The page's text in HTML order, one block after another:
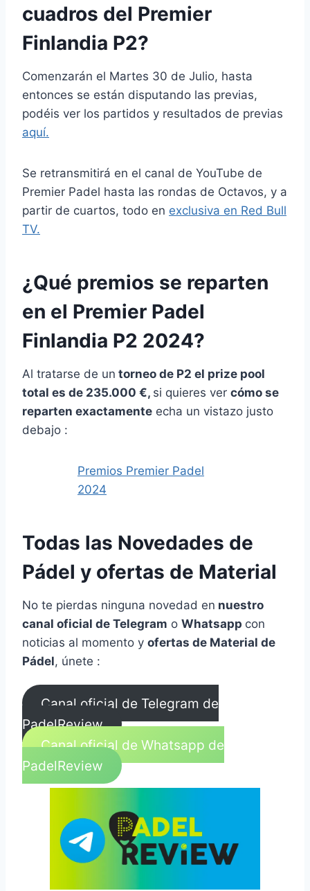
cuadros del Premier
Finlandia P2?
Comenzarán el Martes 30 de Julio, hasta
entonces se están disputando las previas,
podéis ver los partidos y resultados de previas
aquí.
Se retransmitirá en el canal de YouTube de
Premier Padel hasta las rondas de Octavos, y a
partir de cuartos, todo en exclusiva en Red Bull
TV.
¿Qué premios se reparten
en el Premier Padel
Finlandia P2 2024?
Al tratarse de un torneo de P2 el prize pool
total es de 235.000 €, si quieres ver cómo se
reparten exactamente echa un vistazo justo
debajo :
Premios Premier Padel
2024
Todas las Novedades de
Pádel y ofertas de Material
No te pierdas ninguna novedad en nuestro
canal oficial de Telegram o Whatsapp con
noticias al momento y ofertas de Material de
Pádel, únete :
Canal oficial de Telegram de
PadelReview
Canal oficial de Whatsapp de
PadelReview